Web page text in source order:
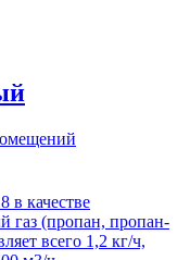
в качестве
газ (пропан, пропан-
всего 1,2 кг/ч,